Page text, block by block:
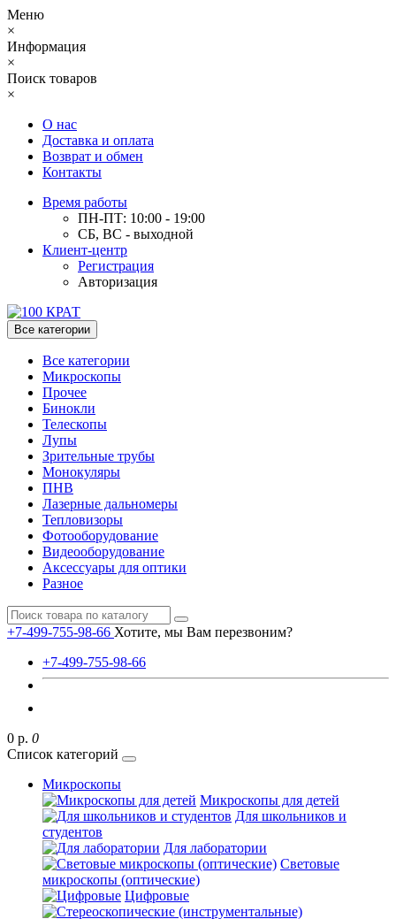
Меню
×
Информация
×
Поиск товаров
×
О нас
Доставка и оплата
Возврат и обмен
Контакты
Время работы
ПН-ПТ: 10:00 - 19:00
СБ, ВС - выходной
Клиент-центр
Регистрация
Авторизация
Все категории
Все категории
Микроскопы
Прочее
Бинокли
Телескопы
Лупы
Зрительные трубы
Монокуляры
ПНВ
Лазерные дальномеры
Тепловизоры
Фотооборудование
Видеооборудование
Аксессуары для оптики
Разное
+7-499-755-98-66 Хотите, мы Вам перезвоним?
+7-499-755-98-66
0 р. 0
Список категорий
Микроскопы
Микроскопы для детей
Для школьников и
студентов
Для лаборатории
Световые
микроскопы (оптические)
Цифровые